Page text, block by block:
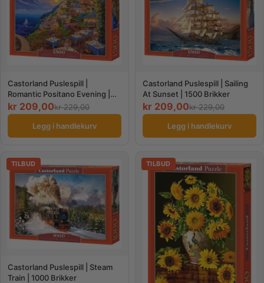
Castorland Puslespill |
Romantic Positano Evening |
1500 Brikker
kr 209,00kr229,00
Legg i handlekurv
Castorland Puslespill | Sailing
At Sunset | 1500 Brikker
kr 209,00kr229,00
Legg i handlekurv
TILBUD
Castorland Puslespill | Steam
Train | 1000 Brikker
TILBUD